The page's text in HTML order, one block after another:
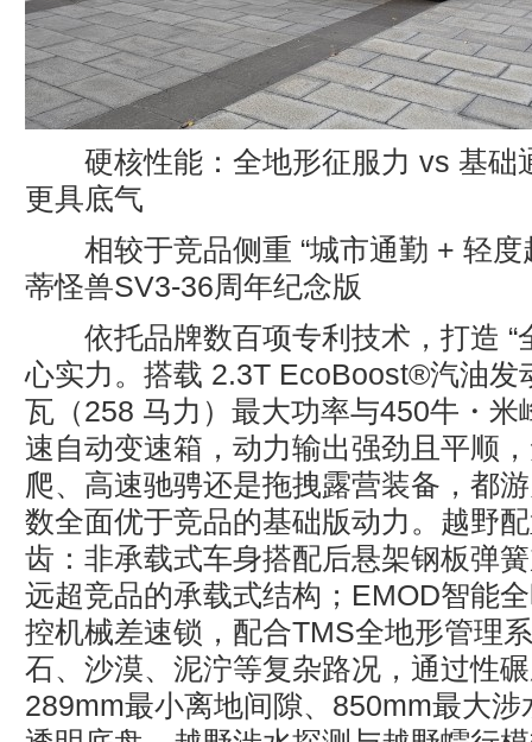
硬核性能：全地形征服力 vs 基础
更具底气
相较于竞品侧重 “城市通勤 + 轻度
蒂怪兽SV3-36周年纪念版
依托品牌数百项专利技术，打造 “
心实力。搭载 2.3T EcoBoost®汽油发
瓦（258 马力）最大功率与450牛・米
速自动变速箱，动力输出强劲且平顺
爬、高速驰骋还是拖拽露营装备，都
数全面优于竞品的基础版动力。越野
齿：非承载式车身搭配后悬架钢板弹
远超竞品的承载式结构；EMOD智能
控机械差速锁，配合TMS全地形管理
石、沙漠、泥泞等复杂路况，通过性
289mm最小离地间隙、850mm最大